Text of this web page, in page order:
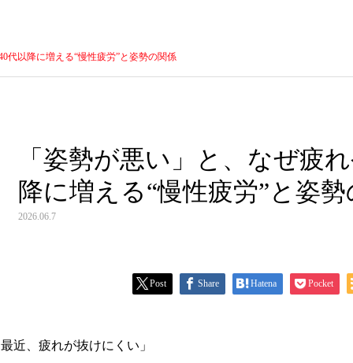
代以降に増える“慢性疲労”と姿勢の関係
「姿勢が悪い」と、なぜ疲
降に増える“慢性疲労”と姿
2026.06.7
Post Share Hatena Pocket
近、疲れが抜けにくい」